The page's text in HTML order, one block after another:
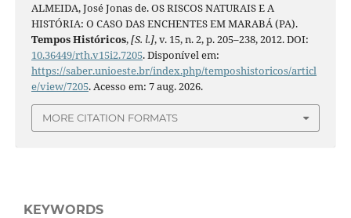
ALMEIDA, José Jonas de. OS RISCOS NATURAIS E A
HISTÓRIA: O CASO DAS ENCHENTES EM MARABÁ (PA).
Tempos Históricos,[S. l.], v. 15, n. 2, p. 205–238, 2012. DOI:
10.36449/rth.v15i2.7205. Disponível em:
https://saber.unioeste.br/index.php/temposhistoricos/articl
e/view/7205. Acesso em: 7 aug. 2026.
MORE CITATION FORMATS
KEYWORDS